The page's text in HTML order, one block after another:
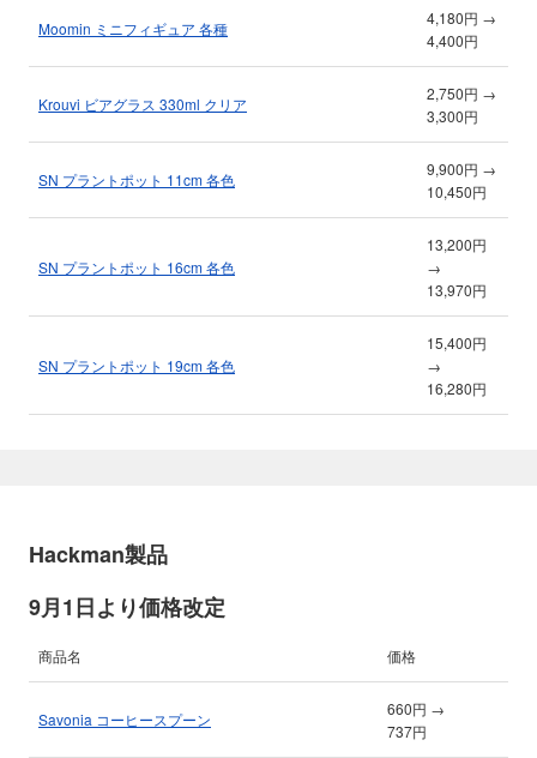
Moomin ミニフィギュア 各種
4,180円 →
4,400円
Krouvi ビアグラス 330ml クリア
2,750円 →
3,300円
SN プラントポット 11cm 各色
9,900円 →
10,450円
SN プラントポット 16cm 各色
13,200円
→
13,970円
SN プラントポット 19cm 各色
15,400円
→
16,280円
Hackman製品
9月1日より価格改定
商品名 価格
Savonia コーヒースプーン
660円 →
737円